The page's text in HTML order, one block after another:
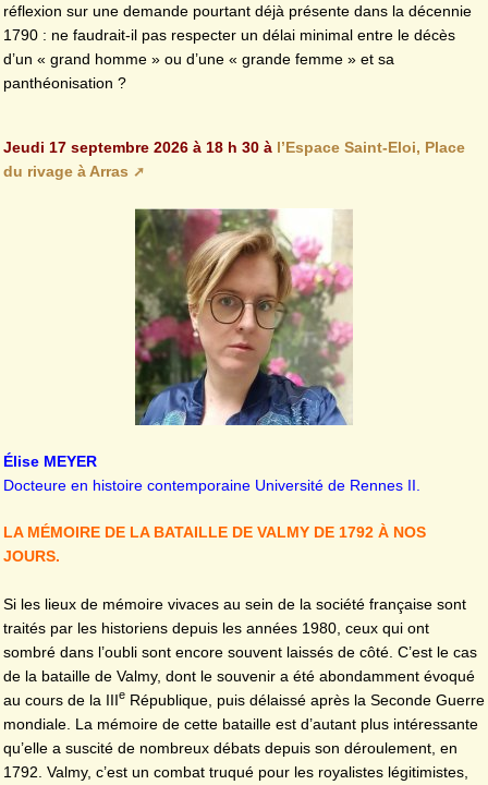
réflexion sur une demande pourtant déjà présente dans la décennie
1790 : ne faudrait-il pas respecter un délai minimal entre le décès
d’un « grand homme » ou d’une « grande femme » et sa
panthéonisation ?
Jeudi 17 septembre 2026 à 18 h 30 à l’Espace Saint-Eloi, Place
du rivage à Arras
Élise MEYER
Docteure en histoire contemporaine Université de Rennes II.
LA MÉMOIRE DE LA BATAILLE DE VALMY DE 1792 À NOS
JOURS.
Si les lieux de mémoire vivaces au sein de la société française sont
traités par les historiens depuis les années 1980, ceux qui ont
sombré dans l’oubli sont encore souvent laissés de côté. C’est le cas
de la bataille de Valmy, dont le souvenir a été abondamment évoqué
au cours de la IIIe République, puis délaissé après la Seconde Guerre
mondiale. La mémoire de cette bataille est d’autant plus intéressante
qu’elle a suscité de nombreux débats depuis son déroulement, en
1792. Valmy, c’est un combat truqué pour les royalistes légitimistes,